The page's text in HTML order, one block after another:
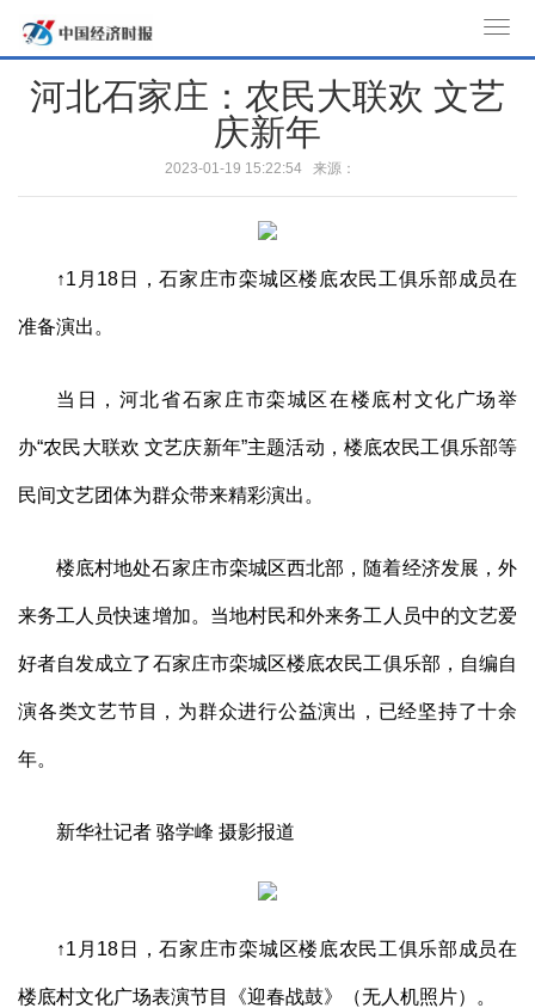
o
v
t
o
河北石家庄：农民大联欢 文艺
庆新年
2023-01-19 15:22:54 来源：
↑1月18日，石家庄市栾城区楼底农民工俱乐部成员在
准备演出。
当日，河北省石家庄市栾城区在楼底村文化广场举
办“农民大联欢 文艺庆新年”主题活动，楼底农民工俱乐部等
民间文艺团体为群众带来精彩演出。
楼底村地处石家庄市栾城区西北部，随着经济发展，外
来务工人员快速增加。当地村民和外来务工人员中的文艺爱
好者自发成立了石家庄市栾城区楼底农民工俱乐部，自编自
演各类文艺节目，为群众进行公益演出，已经坚持了十余
年。
新华社记者 骆学峰 摄影报道
↑1月18日，石家庄市栾城区楼底农民工俱乐部成员在
楼底村文化广场表演节目《迎春战鼓》（无人机照片）。